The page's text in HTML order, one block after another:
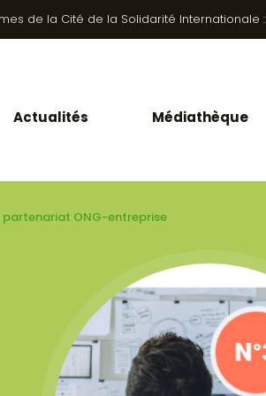
de la Cité de la Solidarité Internationale :
Actualités Médiathèque
partenariat ONG-entreprise